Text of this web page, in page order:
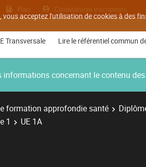
acceptez l'utilisation de cookies à des
Plan Candidatures inscriptions
Transversale Lire le référentiel commun
concernant le contenu
formation approfondie santé
1 UE 1A